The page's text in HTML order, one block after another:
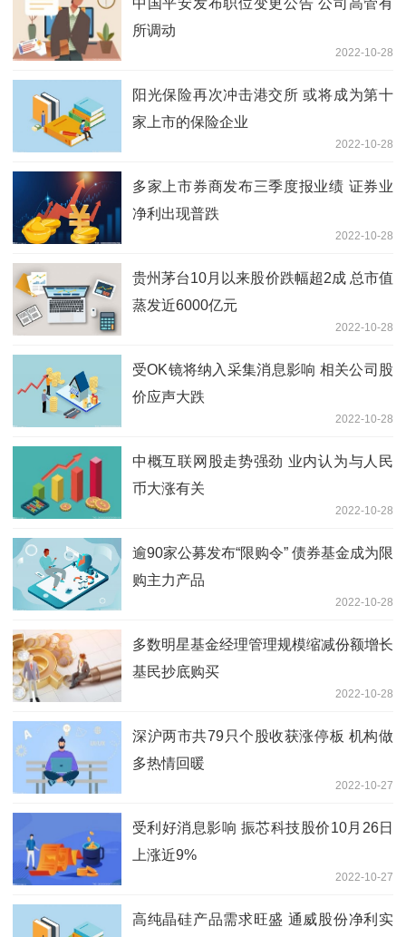
所调动
2022-10-28
阳光保险再次冲击港交所 或将成为第十
家上市的保险企业
2022-10-28
多家上市券商发布三季度报业绩 证券业
净利出现普跌
2022-10-28
贵州茅台10月以来股价跌幅超2成 总市值
蒸发近6000亿元
2022-10-28
受OK镜将纳入采集消息影响 相关公司股
价应声大跌
2022-10-28
中概互联网股走势强劲 业内认为与人民
币大涨有关
2022-10-28
逾90家公募发布“限购令” 债券基金成为限
购主力产品
2022-10-28
多数明星基金经理管理规模缩减份额增长
基民抄底购买
2022-10-28
深沪两市共79只个股收获涨停板 机构做
多热情回暖
2022-10-27
受利好消息影响 振芯科技股价10月26日
上涨近9%
2022-10-27
高纯晶硅产品需求旺盛 通威股份净利实